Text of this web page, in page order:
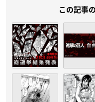
この記事